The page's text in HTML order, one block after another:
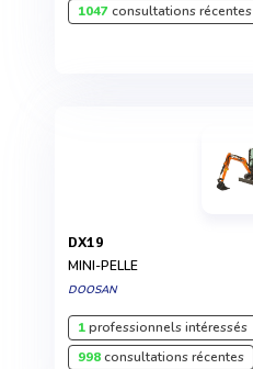
1047consultations récentes
DX19
MINI-PELLE
DOOSAN
1professionnels intéressés
998consultations récentes